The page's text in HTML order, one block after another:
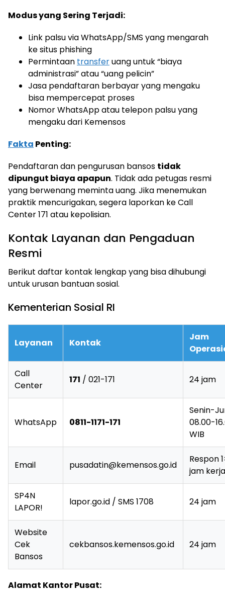
Modus yang Sering Terjadi:
Link palsu via WhatsApp/SMS yang mengarah
ke situs phishing
Permintaan transferuang untuk “biaya
administrasi” atau “uang pelicin”
Jasa pendaftaran berbayar yang mengaku
bisa mempercepat proses
Nomor WhatsApp atau telepon palsu yang
mengaku dari Kemensos
Fakta Penting:
Pendaftaran dan pengurusan bansos tidak
dipungut biaya apapun. Tidak ada petugas resmi
yang berwenang meminta uang. Jika menemukan
praktik mencurigakan, segera laporkan ke Call
Center 171 atau kepolisian.
Kontak Layanan dan Pengaduan
Resmi
Berikut daftar kontak lengkap yang bisa dihubungi
untuk urusan bantuan sosial.
Kementerian Sosial RI
Layanan Kontak
Jam
Call
Center
171 / 021-171 24 jam
WhatsApp 0811-1171-171
Senin-
08.00-
WIB
Email pusadatin@kemensos.go.id
Respon
jam kerja
SP4N
LAPOR!
lapor.go.id / SMS 1708 24 jam
Website
Cek
Bansos
cekbansos.kemensos.go.id 24 jam
Alamat Kantor Pusat: